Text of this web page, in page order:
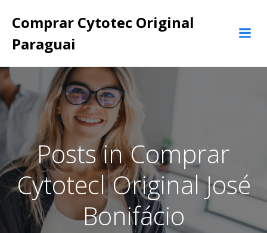
para
Comprar Cytotec Original
Paraguai
Posts in Comprar
Cytotecl Original José
Bonifácio